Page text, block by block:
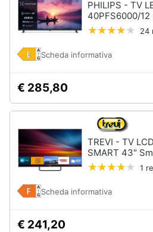
PHILIPS - TV
40PFS6000/
24
Scheda informativa
€ 285,80
TREVI - TV
SMART 43"
1
Scheda informativa
€ 241,20